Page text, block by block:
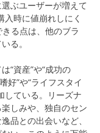
ぶユーザーが増えて
時に値崩れしにく
る点は、他のブラ
る。
“資産”や“成功の
好”や“ライフスタイ
している。リーズナ
しみや、独自のセン
品との出会いなど、